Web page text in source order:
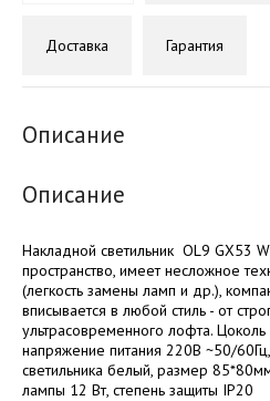
Доставка Гарантия
Описание
Описание
Накладной светильник OL9 GX53
пространство, имеет несложное
(легкость замены ламп и др.),
вписывается в любой стиль - от
ультрасовременного лофта. Цоколь
напряжение питания 220В ~50/
светильника белый, размер
лампы 12 Вт, степень защиты IP20